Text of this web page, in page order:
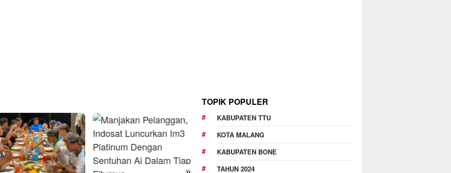
TOPIK POPULER
KABUPATEN TTU
KOTA MALANG
KABUPATEN BONE
TAHUN 2024